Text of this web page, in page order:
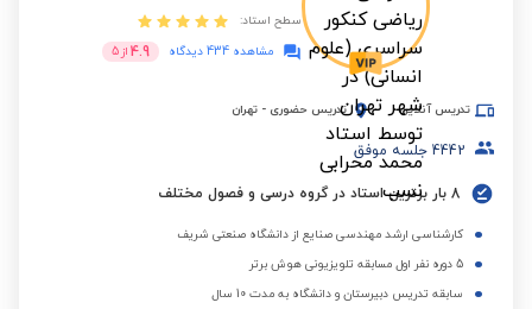
سطح استاد:
مشاهده 434 دیدگاه
4.9 از 5
تدریس آنلاین تدریس حضوری - تهران
4442 جلسه موفق
8 بار برترین استاد در گروه درسی و فصول مختلف
کارشناسی ارشد مهندسی صنایع از دانشگاه صنعتی شریف
5 دوره نفر اول مسابقه تلویزیونی هوش برتر
سابقه تدریس دبیرستان و دانشگاه به مدت 10 سال